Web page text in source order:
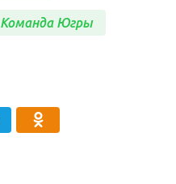
Команда Югры